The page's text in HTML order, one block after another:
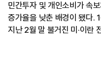
민간투자 및 개인소비가 속
증가율을 낮춘 배경이 됐다.
지난 2월 말 불거진 미·이란